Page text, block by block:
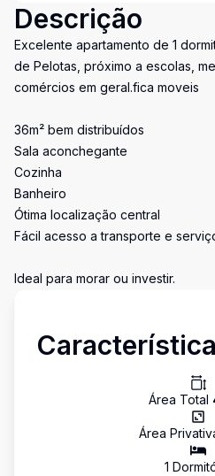
Descrição
Excelente apartamento de 1
de Pelotas, próximo a escolas,
comércios em geral.fica moveis
36m² bem distribuídos
Sala aconchegante
Cozinha
Banheiro
Ótima localização central
Fácil acesso a transporte e
Ideal para morar ou investir.
Área Total
Área
1